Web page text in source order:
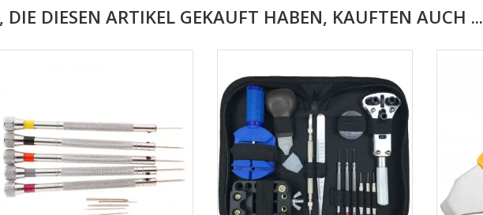
DIE DIESEN ARTIKEL GEKAUFT HABEN, KAUFTEN AUCH ...